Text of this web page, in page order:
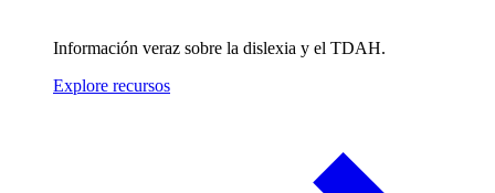
Información veraz sobre la dislexia y el TDAH.
Explore recursos